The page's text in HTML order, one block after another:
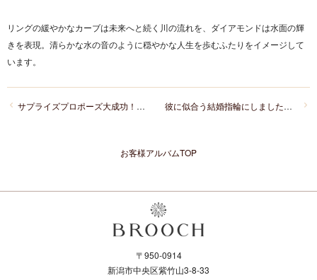
リングの緩やかなカーブは未来へと続く川の流れを、ダイアモンドは水面の輝
きを表現。清らかな水の音のように穏やかな人生を歩むふたりをイメージして
います。
彼に似合う結婚指輪にしました！シンプルで身に着けやすいサムシングブルー
サプライズプロポーズ大成功！コンビネーションの婚約指輪と結納返しにタグ・ホイヤーのカレラ
お客様アルバムTOP
〒950-0914
新潟市中央区紫竹山3-8-33